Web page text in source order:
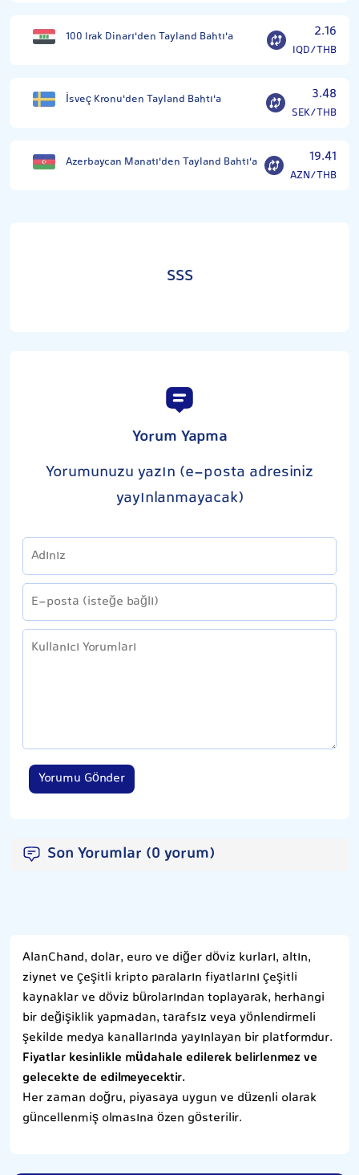
100 Irak Dinarı'den Tayland Bahtı'a 2.16
IQD/THB
İsveç Kronu'den Tayland Bahtı'a 3.48
SEK/THB
Azerbaycan Manatı'den Tayland Bahtı'a 19.41
AZN/THB
SSS
Yorum Yapma
Yorumunuzu yazın (e-posta adresiniz
yayınlanmayacak)
Yorumu Gönder
Son Yorumlar (0 yorum)
AlanChand, dolar, euro ve diğer döviz kurları, altın,
ziynet ve çeşitli kripto paraların fiyatlarını çeşitli
kaynaklar ve döviz bürolarından toplayarak, herhangi
bir değişiklik yapmadan, tarafsız veya yönlendirmeli
şekilde medya kanallarında yayınlayan bir platformdur.
Fiyatlar kesinlikle müdahale edilerek belirlenmez ve
gelecekte de edilmeyecektir.
Her zaman doğru, piyasaya uygun ve düzenli olarak
güncellenmiş olmasına özen gösterilir.